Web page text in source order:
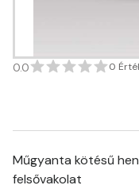
0.0 0
Műgyanta kötésű
felsővakolat